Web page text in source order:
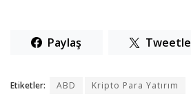
Paylaş Tweetle
Etiketler: ABD Kripto Para Yatırım